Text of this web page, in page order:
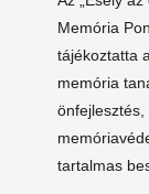
Memória
tájékoztatta
memória
tartalmas